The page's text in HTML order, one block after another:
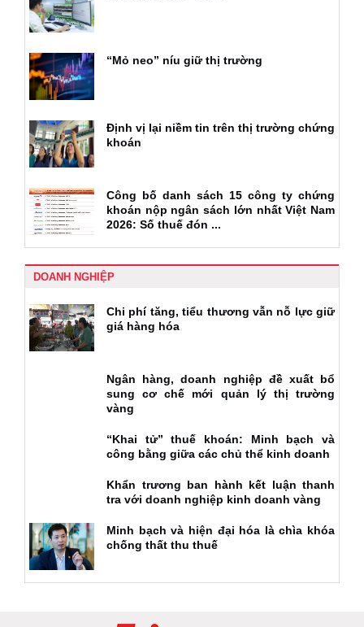
“Mỏ neo” níu giữ thị trường
Định vị lại niềm tin trên thị trường chứng
khoán
Công bố danh sách 15 công ty chứng
khoán nộp ngân sách lớn nhất Việt Nam
2026: Số thuế đón ...
DOANH NGHIỆP
Chi phí tăng, tiểu thương vẫn nỗ lực giữ
giá hàng hóa
Ngân hàng, doanh nghiệp đề xuất bổ
sung cơ chế mới quản lý thị trường
vàng
“Khai tử” thuế khoán: Minh bạch và
công bằng giữa các chủ thể kinh doanh
Khẩn trương ban hành kết luận thanh
tra với doanh nghiệp kinh doanh vàng
Minh bạch và hiện đại hóa là chìa khóa
chống thất thu thuế